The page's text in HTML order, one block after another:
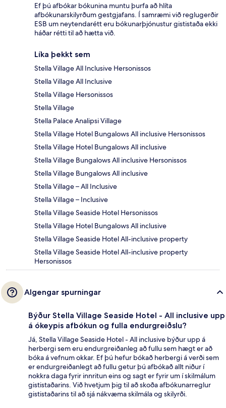
Ef þú afbókar bókunina muntu þurfa að hlíta
afbókunarskilyrðum gestgjafans. Í samræmi við reglugerðir
ESB um neytendarétt eru bókunarþjónustur gististaða ekki
háðar rétti til að hætta við.
Líka þekkt sem
Stella Village All Inclusive Hersonissos
Stella Village All Inclusive
Stella Village Hersonissos
Stella Village
Stella Palace Analipsi Village
Stella Village Hotel Bungalows All inclusive Hersonissos
Stella Village Hotel Bungalows All inclusive
Stella Village Bungalows All inclusive Hersonissos
Stella Village Bungalows All inclusive
Stella Village – All Inclusive
Stella Village – Inclusive
Stella Village Seaside Hotel Hersonissos
Stella Village Hotel Bungalows All inclusive
Stella Village Seaside Hotel All-inclusive property
Stella Village Seaside Hotel All-inclusive property
Hersonissos
Algengar spurningar
Býður Stella Village Seaside Hotel - All inclusive upp
á ókeypis afbókun og fulla endurgreiðslu?
Já, Stella Village Seaside Hotel - All inclusive býður upp á
herbergi sem eru endurgreiðanleg að fullu sem hægt er að
bóka á vefnum okkar. Ef þú hefur bókað herbergi á verði sem
er endurgreiðanlegt að fullu getur þú afbókað allt niður í
nokkra daga fyrir innritun eins og sagt er fyrir um í skilmálum
gististaðarins. Við hvetjum þig til að skoða afbókunarreglur
gististaðarins til að sjá nákvæma skilmála og skilyrði.